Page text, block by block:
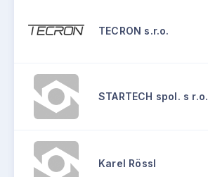
TECRON s.r.o.
STARTECH spol. s r.o.
Karel Rössl